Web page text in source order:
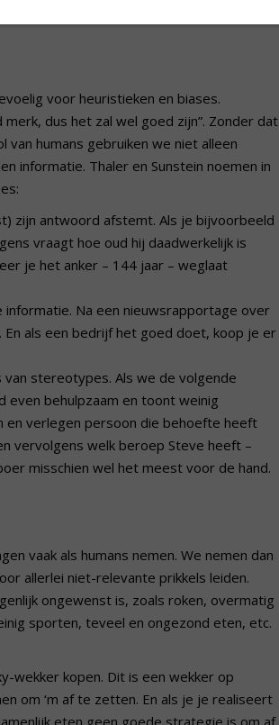
humans nemen. Dus: zonder er veel bij
voor heuristieken en biases.
dus het zal wel goed zijn”. Zonder dat
humans gebruiken we niet alleen
informatie. Thaler en Sunstein noemen in
zijn antwoord afstemt. Als je bijvoorbeeld
vraagt hoe oud hij daadwerkelijk is
je het anker – 144 jaar – weglaat
Na een nieuwsrapportage over
als een bedrijf het goed doet, koop je er
stereotypes. Als we de volgende
even behulpzaam en toont weinig
en verlegen persoon die behoefte heeft
vervolgens welk beroep Steve heeft –
misschien wel het meest voor de hand.
vaak als humans nemen. We nemen dan
allerlei niet-relevante prikkels leiden.
ongewenst is, zoals roken, overmatig
sporten, teveel en ongezond eten, etc.
wekker kopen. Dit is een wekker op
om ‘m af te zetten. En als je je realiseert
eten geen goede strategie is om af